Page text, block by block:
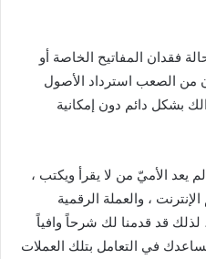
فقدان المفاتيح الخاصة أو
من الصعب استرداد الأصول
بشكل دائم دون إمكانية
يعد الأميّ من لا يقرأ ويكتب ،
، والعملة الرقمية
قد قدمنا لك شرحاً وافياً
في التعامل بتلك العملات